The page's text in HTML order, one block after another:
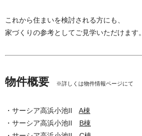
これから住まいを検討される方にも、
家づくりの参考としてご見学いただけます。
物件概要 ※詳しくは物件情報ページにて
・サーシア高浜小池II A棟
・サーシア高浜小池II B棟